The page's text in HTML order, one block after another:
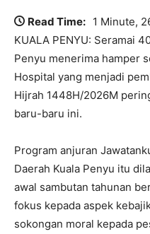
Read Time: 1 Minute,
KUALA PENYU: Seramai
Penyu menerima hamper
Hospital yang menjadi
Hijrah 1448H/2026M
baru-baru ini.
Program anjuran
Daerah Kuala Penyu itu
awal sambutan tahunan
fokus kepada aspek
sokongan moral kepada